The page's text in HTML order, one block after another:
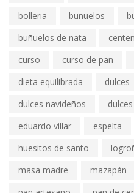
bolleria
buñuelos
buñuelos de nata
curso
curso de pan
dieta equilibrada
dulces
dulces navideños
eduardo villar
espelta
huesitos de santo
masa madre
mazapán